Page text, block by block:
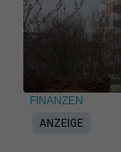
ANZEIGE
FINANZEN